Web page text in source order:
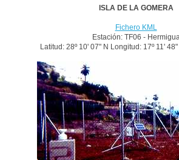
ISLA DE LA GOMERA
Fichero KML
Estación: TF06 - Hermigua
Latitud: 28º 10' 07" N Longitud: 17º 11'